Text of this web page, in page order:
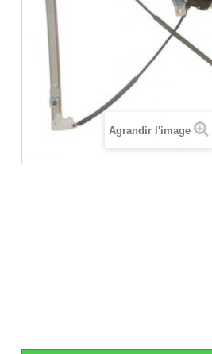
Agrandir l'image